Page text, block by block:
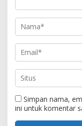
Simpan nama,
ini untuk komentar